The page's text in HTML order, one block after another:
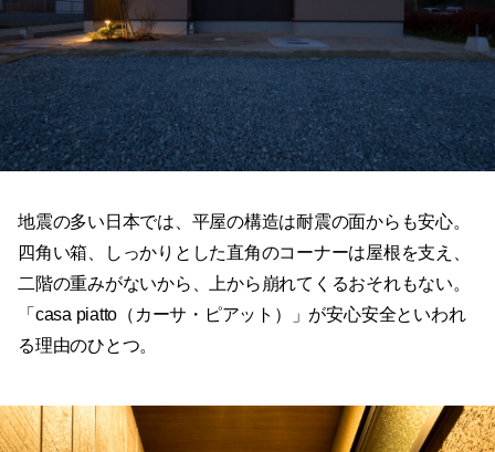
地震の多い日本では、平屋の構造は耐震の面からも安心。
四角い箱、しっかりとした直角のコーナーは屋根を支え、
二階の重みがないから、上から崩れてくるおそれもない。
「casa piatto（カーサ・ピアット）」が安心安全といわれ
る理由のひとつ。